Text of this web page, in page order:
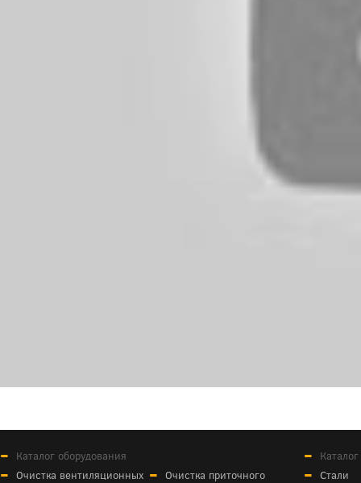
Каталог оборудования
Очистка вентиляционных
Очистка приточного
Стали